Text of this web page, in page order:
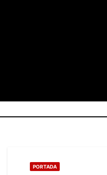
PORTADA